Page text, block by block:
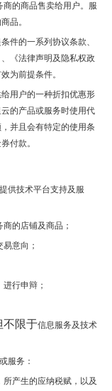
的商品售卖给用户。服
品。
件的一系列协议条款、
《法律声明及隐私权政
为前提条件。
用户的一种折扣优惠形
的产品或服务时使用代
并且会有特定的使用条
付款。
供技术平台支持及服
的店铺及商品；
意向；
行申辩；
不限于信息服务及技术
服务：
产生的应纳税赋，以及